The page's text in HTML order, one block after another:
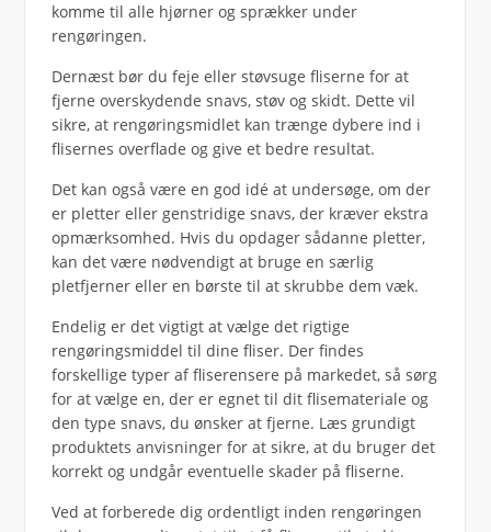
komme til alle hjørner og sprækker under
rengøringen.
Dernæst bør du feje eller støvsuge fliserne for at
fjerne overskydende snavs, støv og skidt. Dette vil
sikre, at rengøringsmidlet kan trænge dybere ind i
flisernes overflade og give et bedre resultat.
Det kan også være en god idé at undersøge, om der
er pletter eller genstridige snavs, der kræver ekstra
opmærksomhed. Hvis du opdager sådanne pletter,
kan det være nødvendigt at bruge en særlig
pletfjerner eller en børste til at skrubbe dem væk.
Endelig er det vigtigt at vælge det rigtige
rengøringsmiddel til dine fliser. Der findes
forskellige typer af fliserensere på markedet, så sørg
for at vælge en, der er egnet til dit flisemateriale og
den type snavs, du ønsker at fjerne. Læs grundigt
produktets anvisninger for at sikre, at du bruger det
korrekt og undgår eventuelle skader på fliserne.
Ved at forberede dig ordentligt inden rengøringen